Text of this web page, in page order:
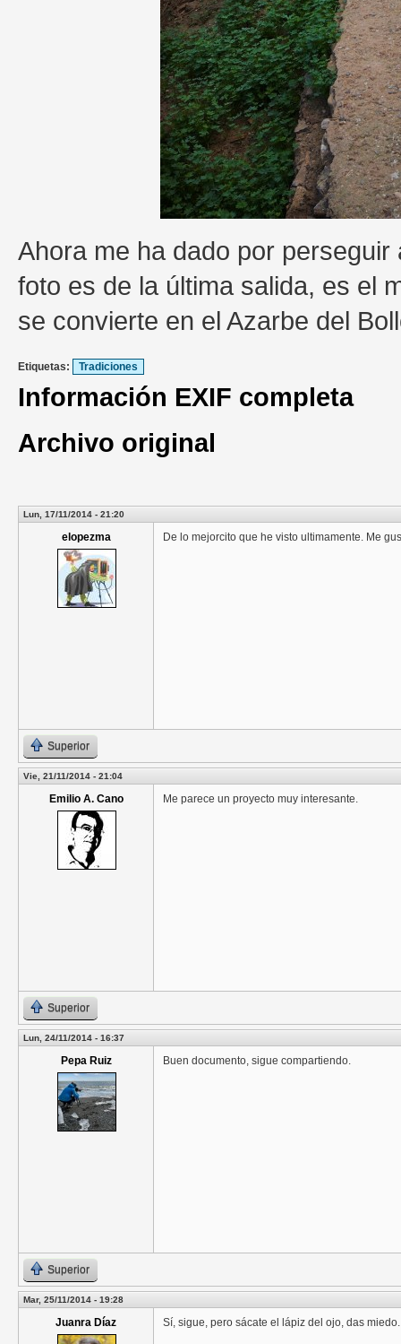
Ahora me ha dado por
foto es de la última salida, es el
se convierte en el Azarbe del
Etiquetas: Tradiciones
Información EXIF completa
Archivo original
Lun, 17/11/2014 - 21:20
elopezma De lo mejorcito que he visto ultimamente. Me
Superior
Vie, 21/11/2014 - 21:04
Emilio A. Cano Me parece un proyecto muy interesante.
Superior
Lun, 24/11/2014 - 16:37
Pepa Ruiz Buen documento, sigue compartiendo.
Superior
Mar, 25/11/2014 - 19:28
Juanra Díaz Sí, sigue, pero sácate el lápiz del ojo, das miedo.